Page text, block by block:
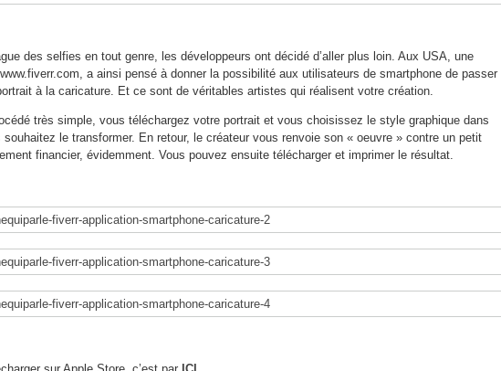
des selfies en tout genre, les développeurs ont décidé d’aller plus loin. Aux USA, une
a ainsi pensé à donner la possibilité aux utilisateurs de smartphone de passer
à la caricature. Et ce sont de véritables artistes qui réalisent votre création.
très simple, vous téléchargez votre portrait et vous choisissez le style graphique dans
souhaitez le transformer. En retour, le créateur vous renvoie son « oeuvre » contre un petit
financier, évidemment. Vous pouvez ensuite télécharger et imprimer le résultat.